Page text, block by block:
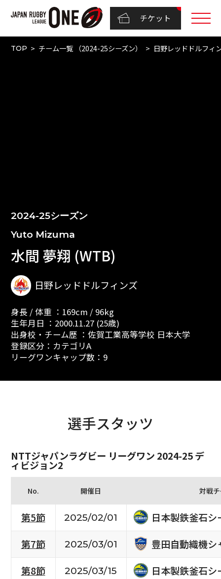
チケット
TOP チーム一覧 （2024-25シーズン） 日野レッドドルフィ
2024-25シーズン
Yuto Mizuma
水間 夢翔 (WTB)
日野レッドドルフィンズ
身長 / 体重 ：169cm / 96kg
生年月日 ：2000.11.27 (25歳)
出身校・チーム歴 ：佐賀工業高等学校 日本大学
登録区分：カテゴリA
リーグワンキャップ数：9
選手スタッツ
NTTジャパンラグビー リーグワン 2024-25 デ
ィビジョン2
No. 開催日 対戦
第5節 2025/02/01
日本製鉄釜石
第7節
2025/03/01
豊田自動織機シ
第8節
2025/03/15
日本製鉄釜石